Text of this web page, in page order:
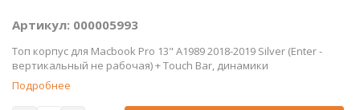
Артикул: 000005993
Топ корпус для Macbook Pro 13" A1989 2018-2019 Silver (Enter -
вертикальный не рабочая) + Touch Bar, динамики
Подробнее